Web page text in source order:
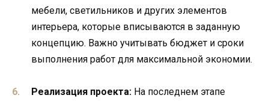
мебели, светильников и других элементов
интерьера, которые вписываются в заданную
концепцию. Важно учитывать бюджет и сроки
выполнения работ для максимальной экономии.
Реализация проекта: На последнем этапе